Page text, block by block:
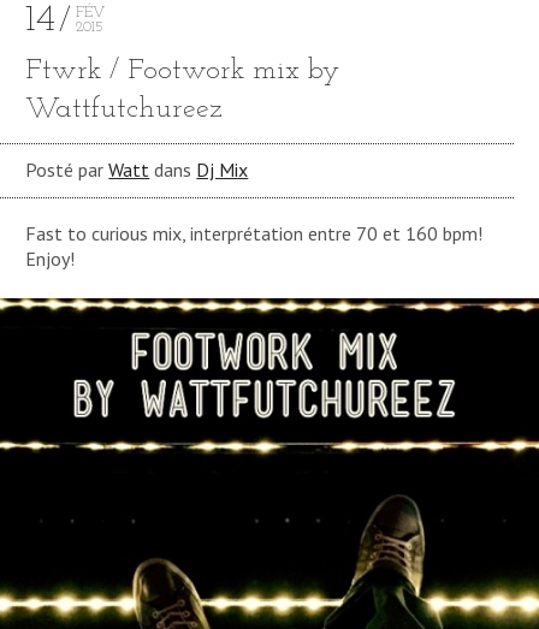
14
FÉV
2015
Ftwrk / Footwork mix by
Wattfutchureez
Posté parWatt dans Dj Mix
Fast to curious mix, interprétation entre 70 et 160 bpm!
Enjoy!